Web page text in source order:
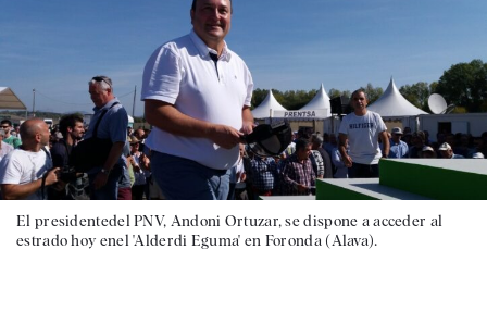
El presidentedel PNV, Andoni Ortuzar, se dispone a acceder al
estrado hoy enel 'Alderdi Eguma' en Foronda (Alava).